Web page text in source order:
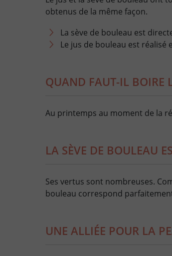
obtenus de la même façon.
La sève de bouleau est
Le jus de bouleau est réalisé
QUAND FAUT-IL BOIRE
Au printemps au moment de la
LA SÈVE DE BOULEAU
Ses vertus sont nombreuses.
bouleau correspond
UNE ALLIÉE POUR LA